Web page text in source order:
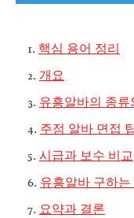
핵심 용어 정리
개요
유흥알바의 종류
주점 알바 면접
시급과 보수 비교
유흥알바 구하는
요약과 결론